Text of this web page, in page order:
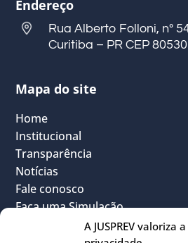
A JUSPREV valoriza
Endereço
Rua Alberto Folloni, nº
Curitiba – PR CEP
Mapa do site
Home
Institucional
Transparência
Notícias
Fale conosco
Faça uma Simulação